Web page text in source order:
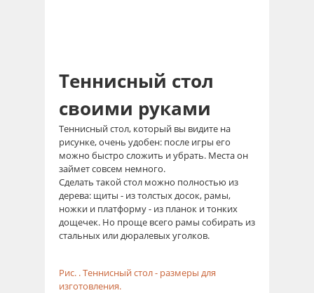
Теннисный стол
своими руками
Теннисный стол, который вы видите на
рисунке, очень удобен: после игры его
можно быстро сложить и убрать. Места он
займет совсем немного.
Сделать такой стол можно полностью из
дерева: щиты - из толстых досок, рамы,
ножки и платформу - из планок и тонких
дощечек. Но проще всего рамы собирать из
стальных или дюралевых уголков.
Рис. . Теннисный стол - размеры для
изготовления.